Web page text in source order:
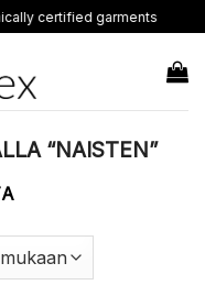
certified garments
“NAISTEN”